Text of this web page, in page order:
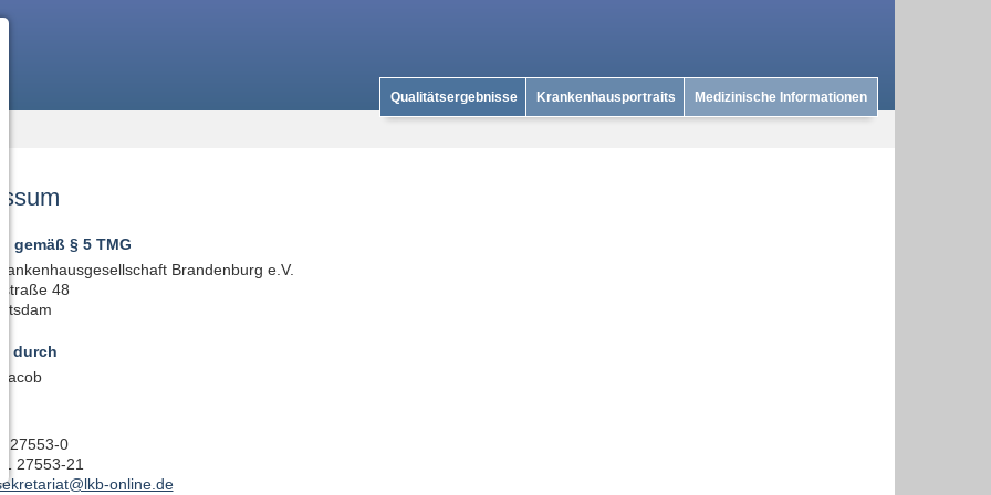
Qualitätsergebnisse Krankenhausportraits Medizinische Informationen
gemäß § 5 TMG
Brandenburg e.V.
48
durch
27553-0
27553-21
online.de